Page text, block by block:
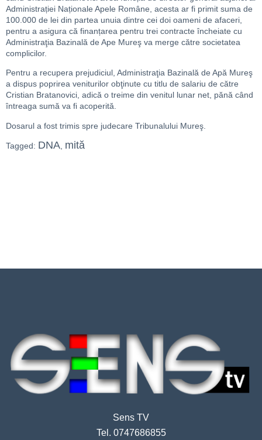
Administrației Naționale Apele Române, acesta ar fi primit suma de
100.000 de lei din partea unuia dintre cei doi oameni de afaceri,
pentru a asigura că finanțarea pentru trei contracte încheiate cu
Administraţia Bazinală de Ape Mureş va merge către societatea
complicilor.
Pentru a recupera prejudiciul, Administraţia Bazinală de Apă Mureş
a dispus poprirea veniturilor obţinute cu titlu de salariu de către
Cristian Bratanovici, adică o treime din venitul lunar net, pănă când
întreaga sumă va fi acoperită.
Dosarul a fost trimis spre judecare Tribunalului Mureş.
Tagged: DNA mită
Sens TV
Tel. 0747686855